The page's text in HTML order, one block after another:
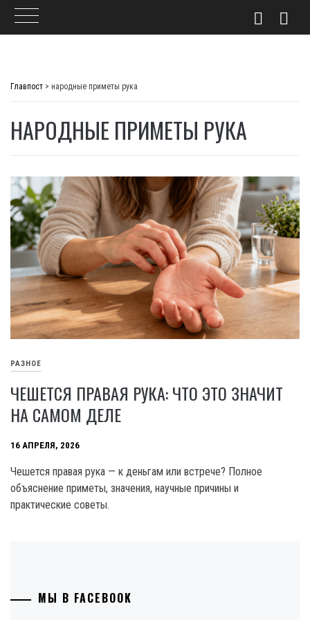
Главпост > народные приметы рука
НАРОДНЫЕ ПРИМЕТЫ РУКА
РАЗНОЕ
ЧЕШЕТСЯ ПРАВАЯ РУКА: ЧТО ЭТО ЗНАЧИТ
НА САМОМ ДЕЛЕ
16 АПРЕЛЯ, 2026
Чешется правая рука — к деньгам или встрече? Полное
объяснение приметы, значения, научные причины и
практические советы.
МЫ В FACEBOOK